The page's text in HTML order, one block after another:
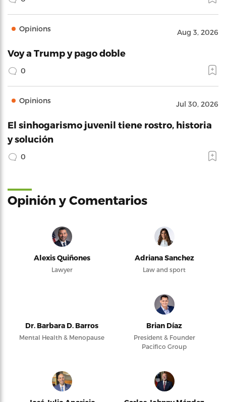
Opinions Aug 3, 2026
Voy a Trump y pago doble
0
Opinions Jul 30, 2026
El sinhogarismo juvenil tiene rostro, historia
y solución
0
Opinión y Comentarios
Alexis Quiñones
Lawyer
Adriana Sanchez
Law and sport
Dr. Barbara D. Barros
Mental Health & Menopause
Brian Díaz
President & Founder
Pacifico Group